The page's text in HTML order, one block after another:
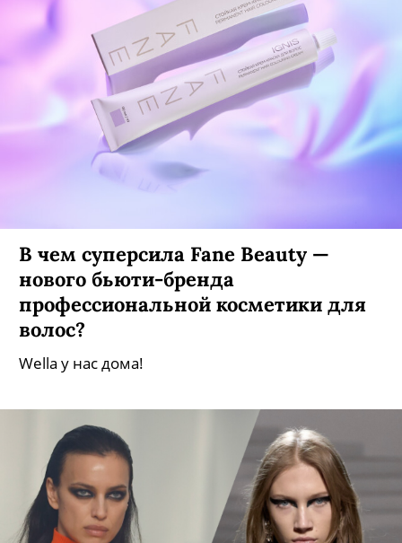
В чем суперсила Fane Beauty —
нового бьюти-бренда
профессиональной косметики для
волос?
Wella у нас дома!